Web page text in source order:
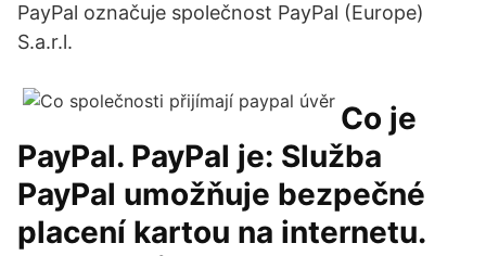
PayPal označuje společnost PayPal (Europe)
S.a.r.l.
Co je
PayPal. PayPal je: Služba
PayPal umožňuje bezpečné
placení kartou na internetu.